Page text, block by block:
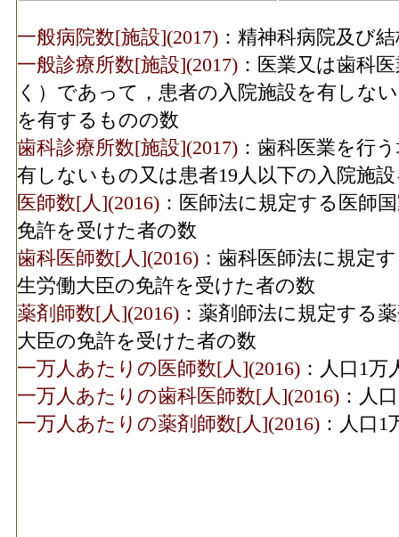
一般病院数[施設](2017) ：精神科病院及び
一般診療所数[施設](2017) ：医業又は歯科
く）であって，患者の入院施設を有しな
を有するものの数
歯科診療所数[施設](2017) ：歯科医業を行
有しないもの又は患者19人以下の入院施
医師数[人](2016) ：医師法に規定する医師
免許を受けた者の数
歯科医師数[人](2016) ：歯科医師法に規定
生労働大臣の免許を受けた者の数
薬剤師数[人](2016) ：薬剤師法に規定する
大臣の免許を受けた者の数
一万人あたりの医師数[人](2016) ：人口1
一万人あたりの歯科医師数[人](2016) ：人
一万人あたりの薬剤師数[人](2016) ：人口